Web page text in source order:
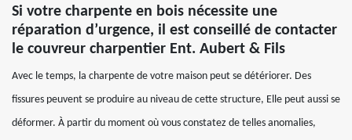
Si votre charpente en bois nécessite une
réparation d’urgence, il est conseillé de contacter
le couvreur charpentier Ent. Aubert & Fils
Avec le temps, la charpente de votre maison peut se détériorer. Des
fissures peuvent se produire au niveau de cette structure, Elle peut aussi se
déformer. À partir du moment où vous constatez de telles anomalies,